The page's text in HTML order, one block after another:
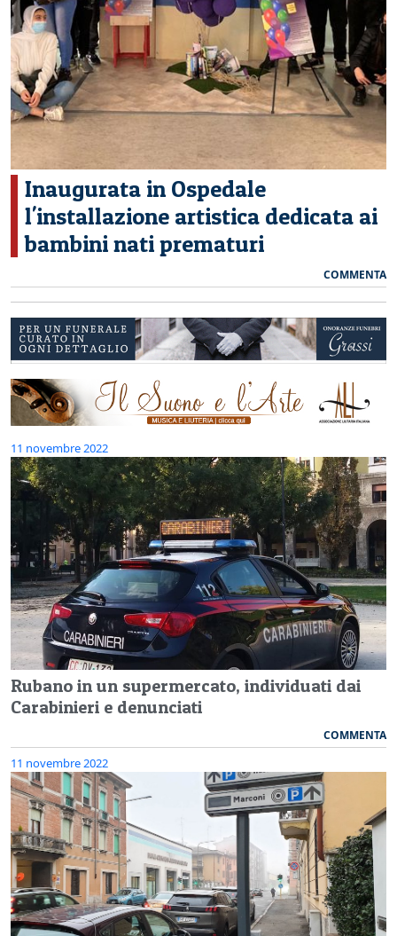
CERCA
Inaugurata in Ospedale
l'installazione artistica dedicata ai
bambini nati prematuri
COMMENTA
11 novembre 2022
Rubano in un supermercato, individuati dai
Carabinieri e denunciati
COMMENTA
11 novembre 2022